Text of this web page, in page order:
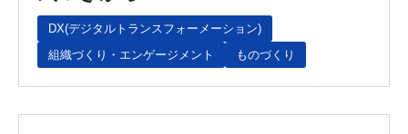
DX(デジタルトランスフォーメーション)
組織づくり・エンゲージメント
ものづくり